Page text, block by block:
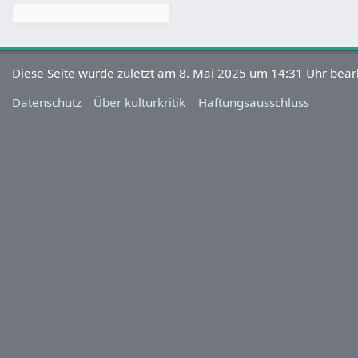
Diese Seite wurde zuletzt am 8. Mai 2025 um 14:31 Uhr
Datenschutz
Über kulturkritik Haftungsausschluss